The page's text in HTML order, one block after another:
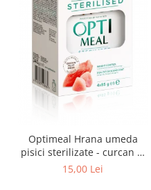
Optimeal Hrana umeda
pisici sterilizate - curcan si
pui in sos, set 3+1,
15,00 Lei